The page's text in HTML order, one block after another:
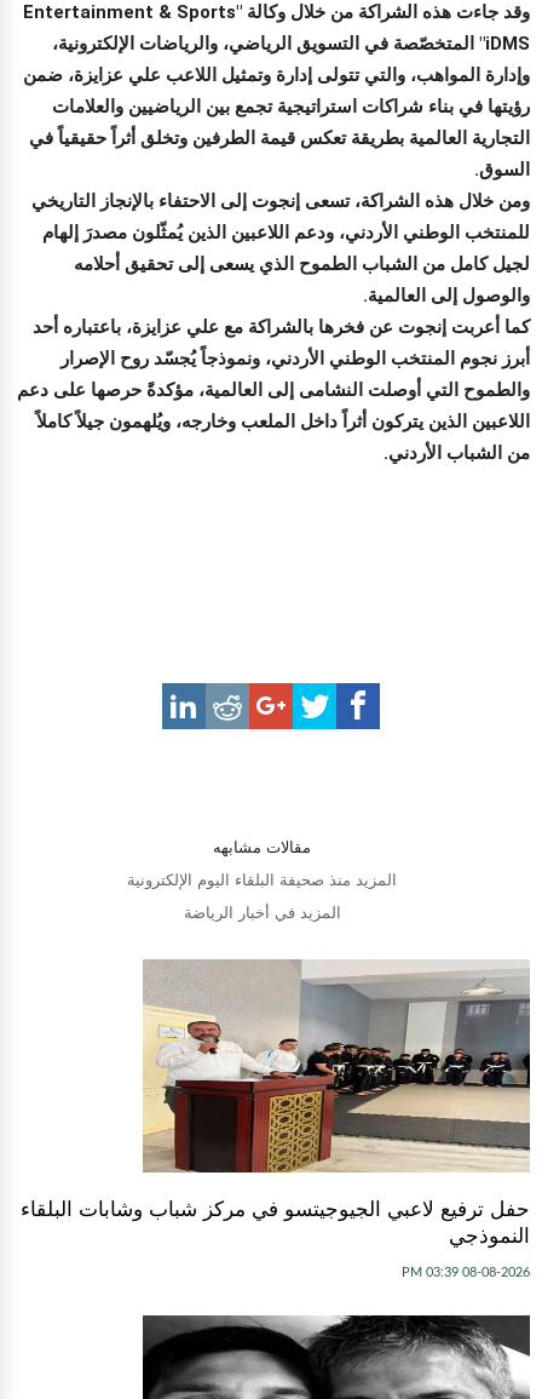
وقد جاءت هذه الشراكة من خلال وكالة "Entertainment & Sports
iDMS" المتخصّصة في التسويق الرياضي، والرياضات الإلكترونية،
وإدارة المواهب، والتي تتولى إدارة وتمثيل اللاعب علي عزايزة، ضمن
رؤيتها في بناء شراكات استراتيجية تجمع بين الرياضيين والعلامات
التجارية العالمية بطريقة تعكس قيمة الطرفين وتخلق أثراً حقيقياً في
السوق.
ومن خلال هذه الشراكة، تسعى إنجوت إلى الاحتفاء بالإنجاز التاريخي
للمنتخب الوطني الأردني، ودعم اللاعبين الذين يُمثّلون مصدرَ إلهام
لجيل كامل من الشباب الطموح الذي يسعى إلى تحقيق أحلامه
والوصول إلى العالمية.
كما أعربت إنجوت عن فخرها بالشراكة مع علي عزايزة، باعتباره أحد
أبرز نجوم المنتخب الوطني الأردني، ونموذجاً يُجسّد روح الإصرار
والطموح التي أوصلت النشامى إلى العالمية، مؤكدةً حرصها على دعم
اللاعبين الذين يتركون أثراً داخل الملعب وخارجه، ويُلهمون جيلاً كاملاً
من الشباب الأردني.
مقالات مشابهه
المزيد منذ صحيفة البلقاء اليوم الإلكترونية
المزيد في أخبار الرياضة
حفل ترفيع لاعبي الجيوجيتسو في مركز شباب وشابات البلقاء
النموذجي
08-08-2026 03:39 PM